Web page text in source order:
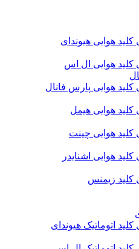
کلید هوایی هیوندای
کلید هوایی ال اس
کلید هوایی پارس فانال
کلید هوایی هیمل
کلید هوایی چینت
هوایی اشنایدر
کلید زیمنس
اتوماتیک هیوندای